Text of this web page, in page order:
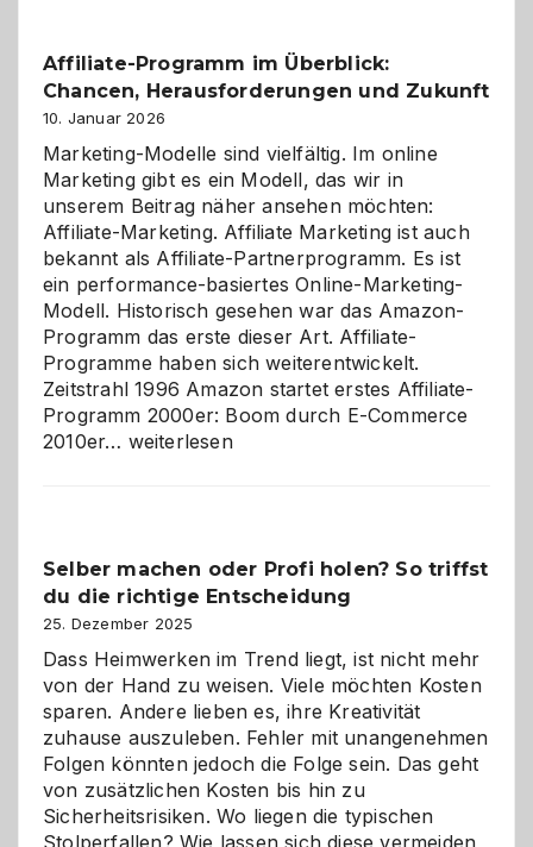
Affiliate-Programm im Überblick:
Chancen, Herausforderungen und Zukunft
10. Januar 2026
Marketing-Modelle sind vielfältig. Im online
Marketing gibt es ein Modell, das wir in
unserem Beitrag näher ansehen möchten:
Affiliate-Marketing. Affiliate Marketing ist auch
bekannt als Affiliate-Partnerprogramm. Es ist
ein performance-basiertes Online-Marketing-
Modell. Historisch gesehen war das Amazon-
Programm das erste dieser Art. Affiliate-
Programme haben sich weiterentwickelt.
Zeitstrahl 1996 Amazon startet erstes Affiliate-
Programm 2000er: Boom durch E-Commerce
2010er… Affiliate-
Herausforderungen
und
Zukunft
weiterlesen
Selber machen oder Profi holen? So triffst
du die richtige Entscheidung
25. Dezember 2025
Dass Heimwerken im Trend liegt, ist nicht mehr
von der Hand zu weisen. Viele möchten Kosten
sparen. Andere lieben es, ihre Kreativität
zuhause auszuleben. Fehler mit unangenehmen
Folgen könnten jedoch die Folge sein. Das geht
von zusätzlichen Kosten bis hin zu
Sicherheitsrisiken. Wo liegen die typischen